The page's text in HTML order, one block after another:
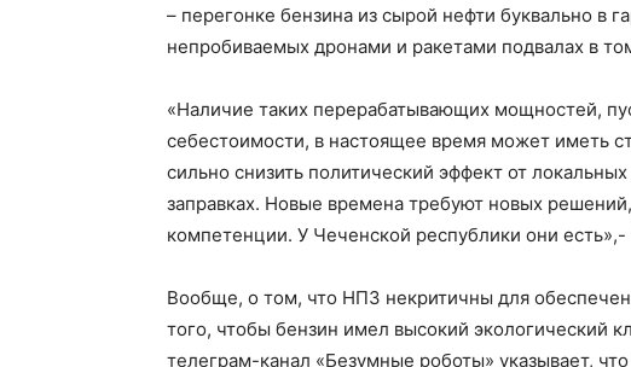
– перегонке бензина из сырой нефти буквально в
непробиваемых дронами и ракетами подвалах в
«Наличие таких перерабатывающих мощностей,
себестоимости, в настоящее время может иметь
сильно снизить политический эффект от
заправках. Новые времена требуют новых
компетенции. У Чеченской республики они
Вообще, о том, что НПЗ некритичны для
того, чтобы бензин имел высокий экологический
телеграм-канал «Безумные роботы» указывает,